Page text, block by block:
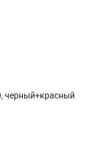
черный+красный